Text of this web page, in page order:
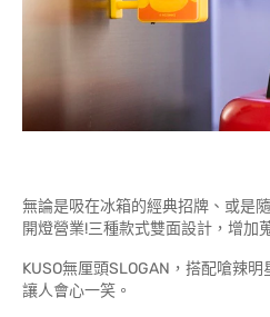
無論是吸在冰箱的經典招牌、或是
開燈營業!三種款式雙面設計，增加
KUSO無厘頭SLOGAN，搭配嗆辣
讓人會心一笑。